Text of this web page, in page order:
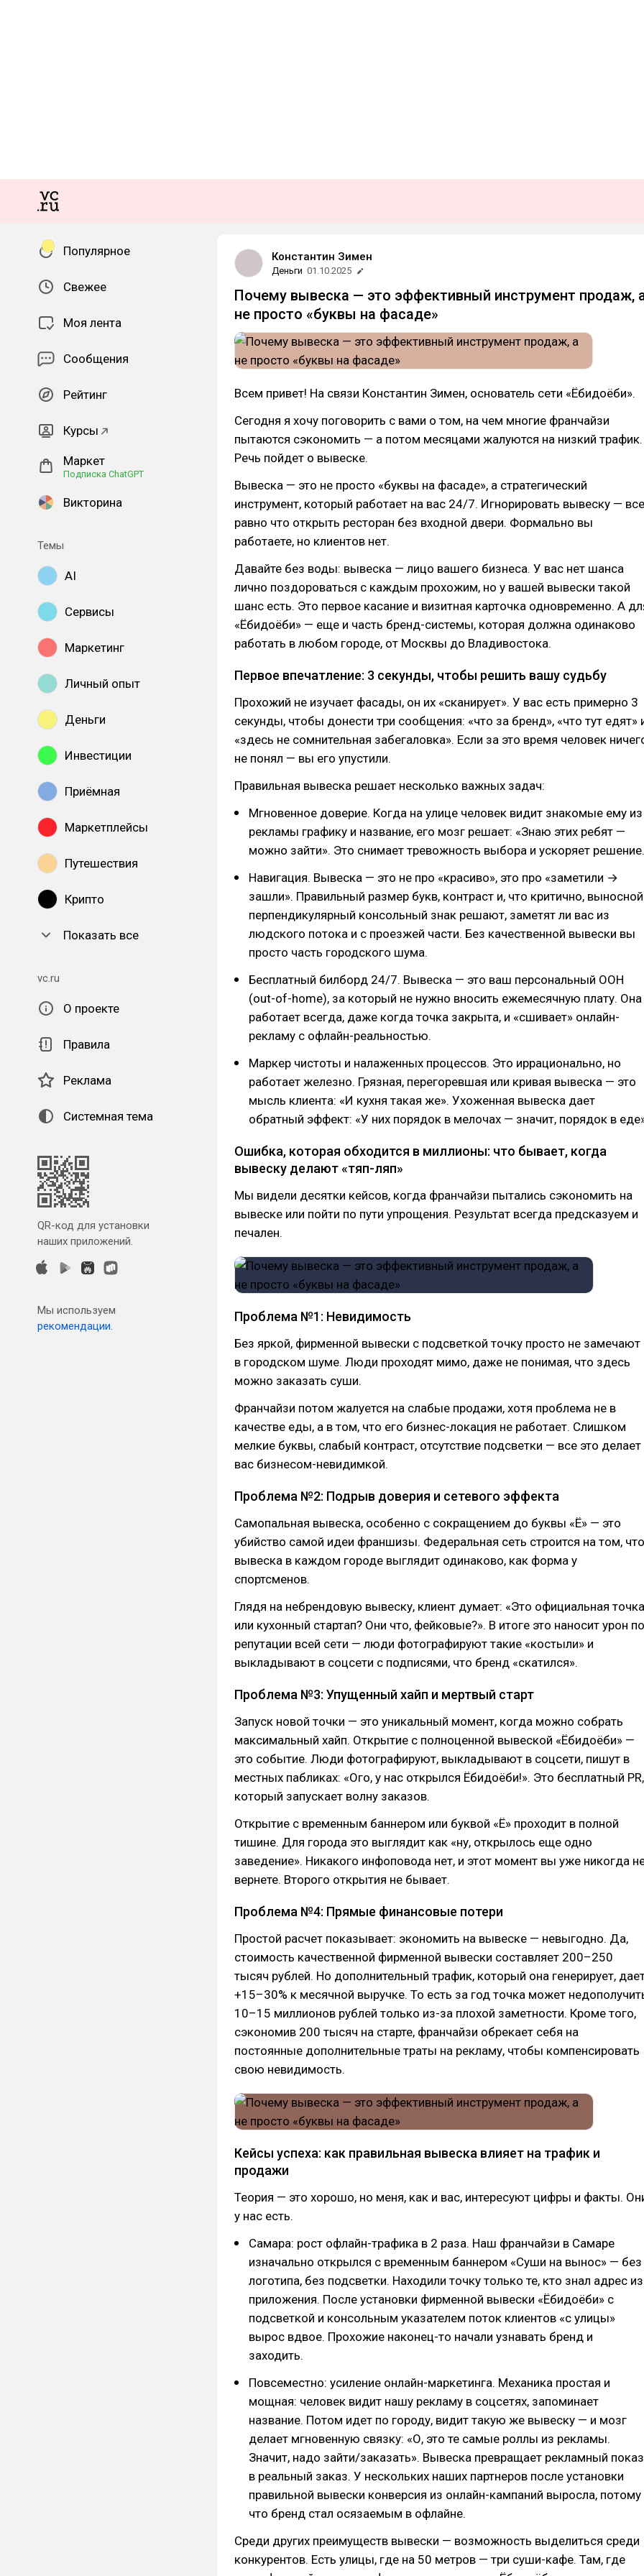
Популярное
Свежее
Моя лента
Сообщения
Рейтинг
Курсы
Маркет
Подписка ChatGPT
Викторина
Темы
AI
Сервисы
Маркетинг
Личный опыт
Деньги
Инвестиции
Приёмная
Маркетплейсы
Путешествия
Крипто
Показать все
vc.ru
О проекте
Правила
Реклама
Системная тема
QR-код для установки
наших приложений.
Мы используем
рекомендации.
Константин Зимен
Деньги 01.10.2025
Почему вывеска — это эффективный инструмент продаж,
не просто «буквы на фасаде»
Всем привет! На связи Константин Зимен, основатель сети «Ёбидоёби».
Сегодня я хочу поговорить с вами о том, на чем многие франчайзи
пытаются сэкономить — а потом месяцами жалуются на низкий трафик.
Речь пойдет о вывеске.
Вывеска — это не просто «буквы на фасаде», а стратегический
инструмент, который работает на вас 24/7. Игнорировать вывеску — все
равно что открыть ресторан без входной двери. Формально вы
работаете, но клиентов нет.
Давайте без воды: вывеска — лицо вашего бизнеса. У вас нет шанса
лично поздороваться с каждым прохожим, но у вашей вывески такой
шанс есть. Это первое касание и визитная карточка одновременно. А
«Ёбидоёби» — еще и часть бренд-системы, которая должна одинаково
работать в любом городе, от Москвы до Владивостока.
Первое впечатление: 3 секунды, чтобы решить вашу судьбу
Прохожий не изучает фасады, он их «сканирует». У вас есть примерно 3
секунды, чтобы донести три сообщения: «что за бренд», «что тут едят»
«здесь не сомнительная забегаловка». Если за это время человек
не понял — вы его упустили.
Правильная вывеска решает несколько важных задач:
Мгновенное доверие. Когда на улице человек видит знакомые ему из
рекламы графику и название, его мозг решает: «Знаю этих ребят —
можно зайти». Это снимает тревожность выбора и ускоряет решение.
Навигация. Вывеска — это не про «красиво», это про «заметили →
зашли». Правильный размер букв, контраст и, что критично, выносной
перпендикулярный консольный знак решают, заметят ли вас из
людского потока и с проезжей части. Без качественной вывески вы
просто часть городского шума.
Бесплатный билборд 24/7. Вывеска — это ваш персональный OOH
(out-of-home), за который не нужно вносить ежемесячную плату. Она
работает всегда, даже когда точка закрыта, и «сшивает» онлайн-
рекламу с офлайн-реальностью.
Маркер чистоты и налаженных процессов. Это иррационально, но
работает железно. Грязная, перегоревшая или кривая вывеска — это
мысль клиента: «И кухня такая же». Ухоженная вывеска дает
обратный эффект: «У них порядок в мелочах — значит, порядок в
Ошибка, которая обходится в миллионы: что бывает, когда
вывеску делают «тяп-ляп»
Мы видели десятки кейсов, когда франчайзи пытались сэкономить на
вывеске или пойти по пути упрощения. Результат всегда предсказуем и
печален.
Проблема №1: Невидимость
Без яркой, фирменной вывески с подсветкой точку просто не замечают
в городском шуме. Люди проходят мимо, даже не понимая, что здесь
можно заказать суши.
Франчайзи потом жалуется на слабые продажи, хотя проблема не в
качестве еды, а в том, что его бизнес-локация не работает. Слишком
мелкие буквы, слабый контраст, отсутствие подсветки — все это делает
вас бизнесом-невидимкой.
Проблема №2: Подрыв доверия и сетевого эффекта
Самопальная вывеска, особенно с сокращением до буквы «Ё» — это
убийство самой идеи франшизы. Федеральная сеть строится на том, что
вывеска в каждом городе выглядит одинаково, как форма у
спортсменов.
Глядя на небрендовую вывеску, клиент думает: «Это официальная точка
или кухонный стартап? Они что, фейковые?». В итоге это наносит урон по
репутации всей сети — люди фотографируют такие «костыли» и
выкладывают в соцсети с подписями, что бренд «скатился».
Проблема №3: Упущенный хайп и мертвый старт
Запуск новой точки — это уникальный момент, когда можно собрать
максимальный хайп. Открытие с полноценной вывеской «Ёбидоёби» —
это событие. Люди фотографируют, выкладывают в соцсети, пишут в
местных пабликах: «Ого, у нас открылся Ёбидоёби!». Это бесплатный PR,
который запускает волну заказов.
Открытие с временным баннером или буквой «Ё» проходит в полной
тишине. Для города это выглядит как «ну, открылось еще одно
заведение». Никакого инфоповода нет, и этот момент вы уже никогда
вернете. Второго открытия не бывает.
Проблема №4: Прямые финансовые потери
Простой расчет показывает: экономить на вывеске — невыгодно. Да,
стоимость качественной фирменной вывески составляет 200–250
тысяч рублей. Но дополнительный трафик, который она генерирует,
+15–30% к месячной выручке. То есть за год точка может
10–15 миллионов рублей только из-за плохой заметности. Кроме того,
сэкономив 200 тысяч на старте, франчайзи обрекает себя на
постоянные дополнительные траты на рекламу, чтобы компенсировать
свою невидимость.
Кейсы успеха: как правильная вывеска влияет на трафик и
продажи
Теория — это хорошо, но меня, как и вас, интересуют цифры и факты.
у нас есть.
Самара: рост офлайн-трафика в 2 раза. Наш франчайзи в Самаре
изначально открылся с временным баннером «Суши на вынос» — без
логотипа, без подсветки. Находили точку только те, кто знал адрес из
приложения. После установки фирменной вывески «Ёбидоёби» с
подсветкой и консольным указателем поток клиентов «с улицы»
вырос вдвое. Прохожие наконец-то начали узнавать бренд и
заходить.
Повсеместно: усиление онлайн-маркетинга. Механика простая и
мощная: человек видит нашу рекламу в соцсетях, запоминает
название. Потом идет по городу, видит такую же вывеску — и мозг
делает мгновенную связку: «О, это те самые роллы из рекламы.
Значит, надо зайти/заказать». Вывеска превращает рекламный показ
в реальный заказ. У нескольких наших партнеров после установки
правильной вывески конверсия из онлайн-кампаний выросла, потому
что бренд стал осязаемым в офлайне.
Среди других преимуществ вывески — возможность выделиться среди
конкурентов. Есть улицы, где на 50 метров — три суши-кафе. Там, где